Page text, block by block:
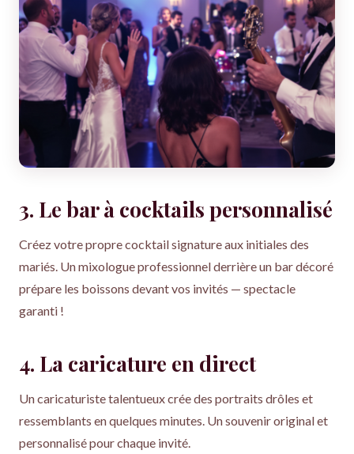
3. Le bar à cocktails personnalisé
Créez votre propre cocktail signature aux initiales des
mariés. Un mixologue professionnel derrière un bar décoré
prépare les boissons devant vos invités — spectacle
garanti !
4. La caricature en direct
Un caricaturiste talentueux crée des portraits drôles et
ressemblants en quelques minutes. Un souvenir original et
personnalisé pour chaque invité.